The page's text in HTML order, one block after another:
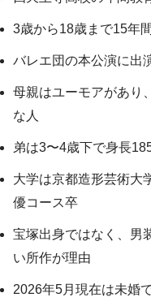
3歳から18歳まで15年
バレエ団の本公演に出
母親はユーモアがあり
な人
弟は3〜4歳下で身長
大学は京都造形芸術大
優コース卒
宝塚出身ではなく、男
い所作が理由
2026年5月現在は未婚